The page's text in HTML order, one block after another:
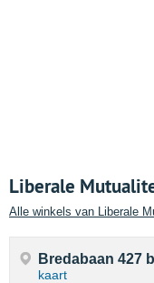
Liberale
Alle winkels van Liberale
Bredabaan 427
kaart